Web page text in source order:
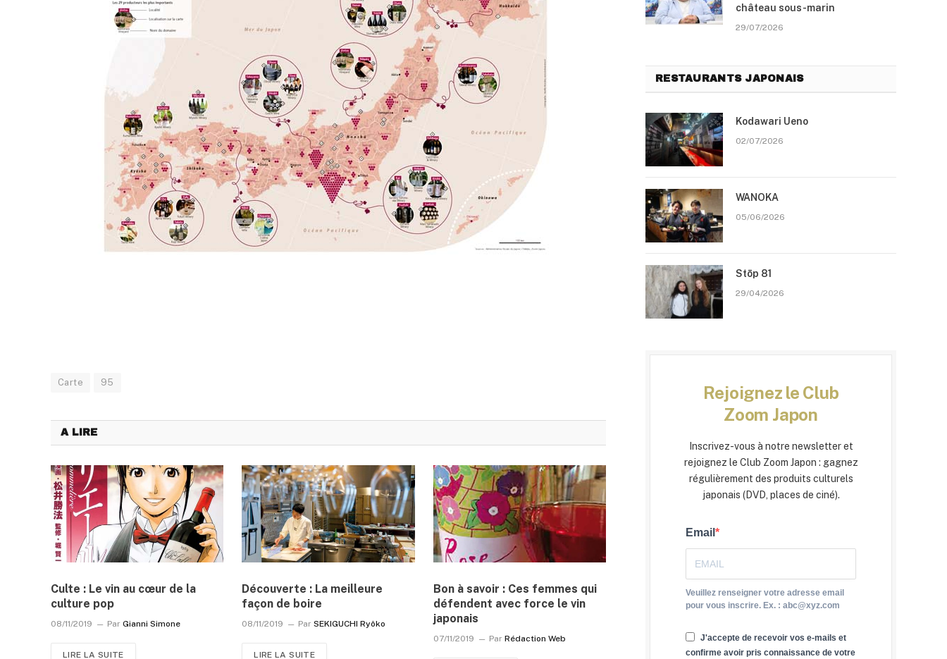
Carte 95
A LIRE
Culte : Le vin au cœur de la
culture pop
08/11/2019 Par Gianni Simone
LIRE LA SUITE
Découverte : La meilleure
façon de boire
08/11/2019 Par SEKIGUCHI Ryôko
LIRE LA SUITE
Bon à savoir : Ces femmes qui
défendent avec force le vin
japonais
07/11/2019 Par Rédaction Web
château sous-marin
29/07/2026
RESTAURANTS JAPONAIS
Kodawari Ueno
02/07/2026
WANOKA
05/06/2026
Stōp 81
29/04/2026
Rejoignez le Club
Zoom Japon
Inscrivez-vous à notre newsletter et
rejoignez le Club Zoom Japon : gagnez
régulièrement des produits culturels
japonais (DVD, places de ciné).
Email
Veuillez renseigner votre adresse email
pour vous inscrire. Ex. : abc@xyz.com
J'accepte de recevoir vos e-mails et
confirme avoir pris connaissance de votre